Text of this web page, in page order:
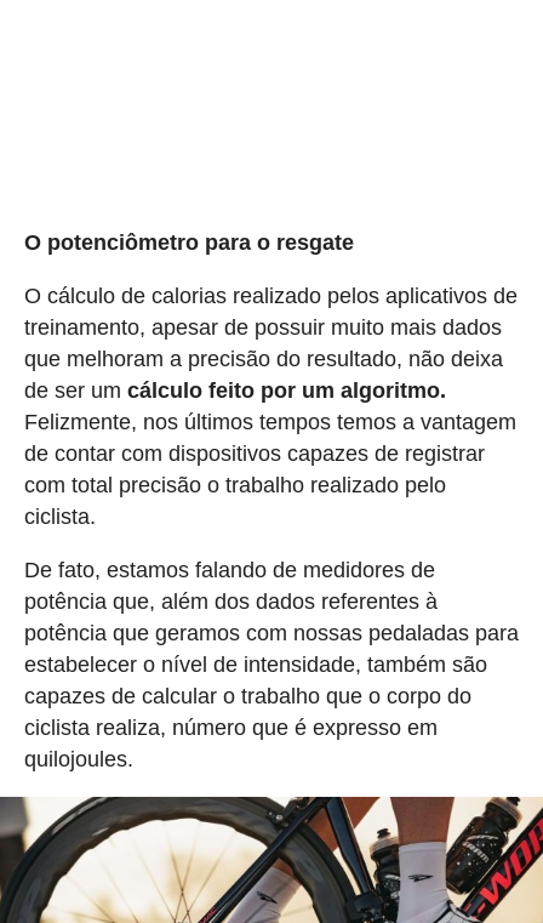
O potenciômetro para o resgate
O cálculo de calorias realizado pelos aplicativos de
treinamento, apesar de possuir muito mais dados
que melhoram a precisão do resultado, não deixa
de ser um cálculo feito por um algoritmo.
Felizmente, nos últimos tempos temos a vantagem
de contar com dispositivos capazes de registrar
com total precisão o trabalho realizado pelo
ciclista.
De fato, estamos falando de medidores de
potência que, além dos dados referentes à
potência que geramos com nossas pedaladas para
estabelecer o nível de intensidade, também são
capazes de calcular o trabalho que o corpo do
ciclista realiza, número que é expresso em
quilojoules.